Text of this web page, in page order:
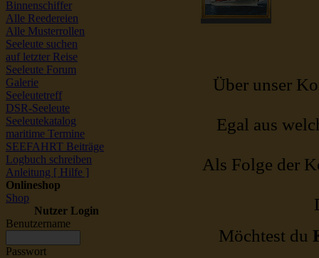
Binnenschiffer
Alle Reedereien
Alle Musterrollen
Seeleute suchen
auf letzter Reise
Seeleute Forum
Galerie
Seeleutetreff
DSR-Seeleute
Seeleutekatalog
maritime Termine
SEEFAHRT Beiträge
Logbuch schreiben
Anleitung [ Hilfe ]
Onlineshop
Shop
Nutzer Login
Benutzername
Passwort
Über unser
Egal aus
Als Folge der
Möchtest du